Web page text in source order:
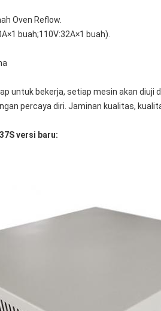
Oven Reflow.
buah;110V:32A×1 buah).
untuk bekerja, setiap mesin akan diuji
percaya diri. Jaminan kualitas,
versi baru: